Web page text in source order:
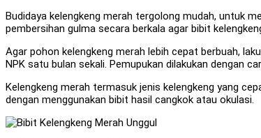
Budidaya kelengkeng merah tergolong mudah, untuk
pembersihan gulma secara berkala agar bibit
Agar pohon kelengkeng merah lebih cepat berbuah,
NPK satu bulan sekali. Pemupukan dilakukan dengan
Kelengkeng merah termasuk jenis kelengkeng yang
dengan menggunakan bibit hasil cangkok atau okulasi.